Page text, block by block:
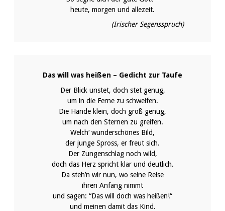
heute, morgen und allezeit.
(Irischer Segensspruch)
Das will was heißen – Gedicht zur Taufe
Der Blick unstet, doch stet genug,
um in die Ferne zu schweifen.
Die Hände klein, doch groß genug,
um nach den Sternen zu greifen.
Welch‘ wunderschönes Bild,
der junge Spross, er freut sich.
Der Zungenschlag noch wild,
doch das Herz spricht klar und deutlich.
Da steh’n wir nun, wo seine Reise
ihren Anfang nimmt
und sagen: “Das will doch was heißen!“
und meinen damit das Kind.